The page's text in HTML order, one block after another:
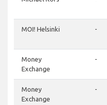
MOI! Helsinki -
Money
Exchange
-
Money
Exchange
-